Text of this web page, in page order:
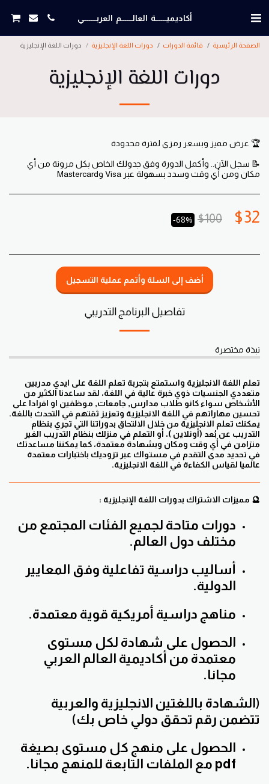
أكاديميــــــة العالــــــم العربـــــــي
الصفحة الرئيسية قائمة الدورات دورات اللغة الإنجليزية دورات اللغة الإنجليزية
دورات اللغة الإنجليزية
📝 سجل الآن.. وأكمل الدورة وفق جدولك الخاص بكل مرونة من أي
مكان ومن أي وقت وسدد بسهولة عبر Visa وMastercard
$32
$100
-68%
أضف إلى السلة وأتمم عملية التسجيل
تفاصيل البرنامج التدريبي
نبذة مختصرة
تعلم اللغة الانجليزية واستمتع بتجربة تعلم اللغة على ايدي مدربين
متعددي الجنسيات ذوي خبرة عالية في اللغة، لقد ساعدنا الكثير من
الأشخاص سواء كانو طلاب مدارس, جامعات, موظفين او افرادا على
تحسين مهاراتهم في اللغة الانجليزية وتعزيز ثقتهم في التحدث باللغة.
يمكنك تعلم الانجليزية من خلال الالتحاق بدوراتنا التي تجري بنظام
التدريب عن بُعد (أونلاين )، أو التعلم في منزلك بنظام التدريب الغير
متزامن في أي وقت ومكان وبشهادة معتمدة، كما يمكننا مساعدتك
في تحديد مدى التقدم في مستواك عبر تزوديك باختبارات معتمدة
عالميا لقياس الكفاءة في اللغة الانجليزية.
🔮 مميزات الاشتراك بدورات اللغة الإنجليزية :
دورات متاحة لجميع الفئات المجتمع من
مختلف دول العالم.
أساليب دراسية تفاعلية وفق المعايير
الدولية.
مناهج دراسية أمريكية قوية معتمدة.
الحصول على شهادة لكل مستوى
معتمدة من أكاديمية العالم العربي
مجانا.
(الشهادة باللغتين الانجليزية والعربية
تتضمن رقم تحقق دولي خاص بك)
الحصول على منهج كل مستوى بصيغة
pdf مع الملفات التابعة للمنهج مجانا.